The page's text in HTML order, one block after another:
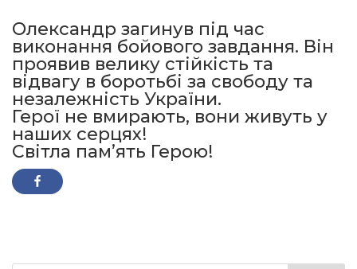
Олександр загинув під час
виконання бойового завдання. Він
проявив велику стійкість та
відвагу в боротьбі за свободу та
незалежність України.
Герої не вмирають, вони живуть у
наших серцях!
Світла пам’ять Герою!